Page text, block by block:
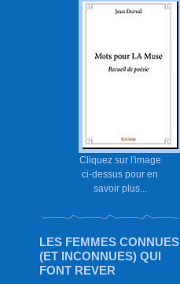
Cliquez sur l'image
ci-dessus pour en
savoir plus...
LES FEMMES CONNUES
(ET INCONNUES) QUI
FONT REVER